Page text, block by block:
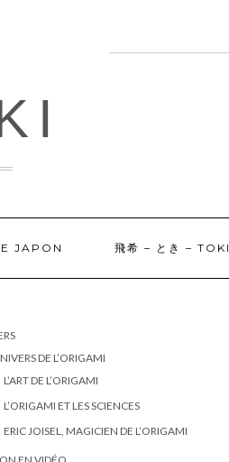
JAPON 飛希 – とき – TOKI
DE L’ORIGAMI
L’ART DE L’ORIGAMI
L’ORIGAMI ET LES SCIENCES
ERIC JOISEL, MAGICIEN DE L’ORIGAMI